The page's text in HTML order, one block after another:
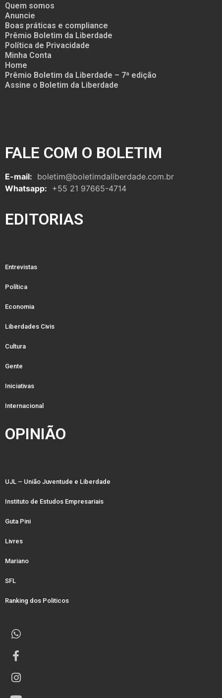
Quem somos
Anuncie
Boas práticas e compliance
Prêmio Boletim da Liberdade
Política de Privacidade
Minha Conta
Home
Prêmio Boletim da Liberdade – 7ª edição
Assine o Boletim da Liberdade
FALE COM O BOLETIM
E-mail: boletim@boletimdaliberdade.com.br
Whatsapp: +55 21 97665-4714
EDITORIAS
Entrevistas
Política
Economia
Liberdades Civis
Cultura
Gente
Iniciativas
Internacional
OPINIÃO
UJL – União Juventude e Liberdade
Instituto de Estudos Empresariais
Guta Pini
Livres
Mariano
SFL
Ranking dos Politicos